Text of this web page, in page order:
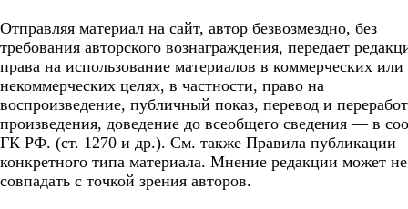
Отправляя материал на сайт, автор безвозмездно, без
требования авторского вознаграждения, передает
права на использование материалов в коммерческих или
некоммерческих целях, в частности, право на
воспроизведение, публичный показ, перевод и
произведения, доведение до всеобщего сведения — в
ГК РФ. (ст. 1270 и др.). См. также Правила публикации
конкретного типа материала. Мнение редакции может не
совпадать с точкой зрения авторов.